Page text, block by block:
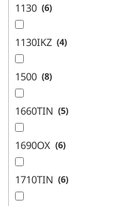
1130 6
1130IKZ 4
1500 8
1660TIN 5
1690OX 6
1710TIN 6